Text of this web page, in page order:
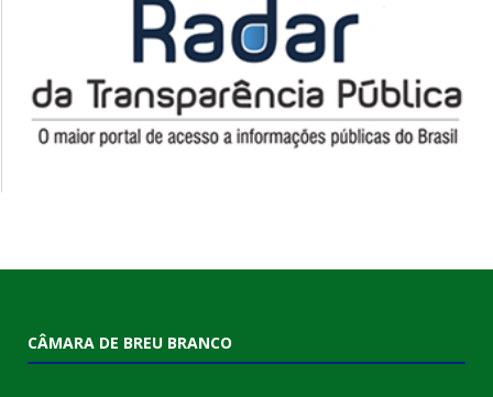
CÂMARA DE BREU BRANCO